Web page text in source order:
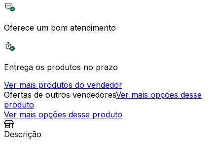
Oferece um bom atendimento
Entrega os produtos no prazo
Ver mais produtos do vendedor
Ofertas de outros vendedoresVer mais opções desse
produto
Ver mais opções desse produto
Descrição